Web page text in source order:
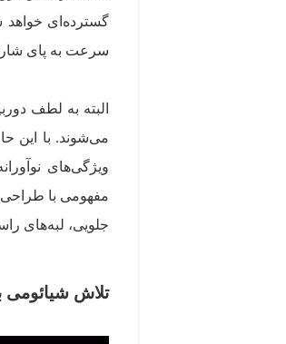
گسترده‌ای
سرعت به پای
البته به لطف
می‌شوند. با این
ویژگی‌های
جلویی، لبه‌های
تلاش شیائومی